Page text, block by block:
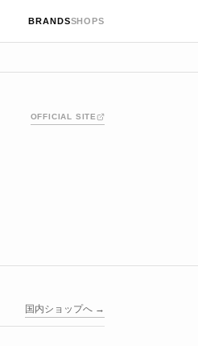
BRANDSSHOPS
OFFICIAL SITE
国内ショップへ →